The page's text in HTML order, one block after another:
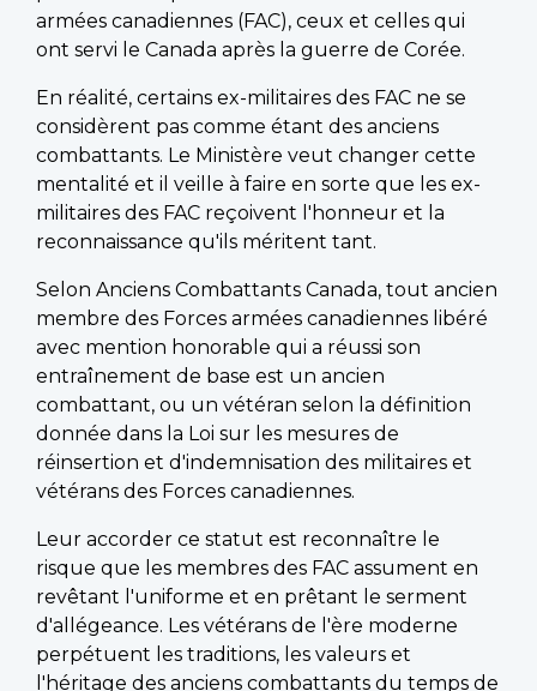
armées canadiennes (FAC), ceux et celles qui
ont servi le Canada après la guerre de Corée.
En réalité, certains ex-militaires des FAC ne se
considèrent pas comme étant des anciens
combattants. Le Ministère veut changer cette
mentalité et il veille à faire en sorte que les ex-
militaires des FAC reçoivent l'honneur et la
reconnaissance qu'ils méritent tant.
Selon Anciens Combattants Canada, tout ancien
membre des Forces armées canadiennes libéré
avec mention honorable qui a réussi son
entraînement de base est un ancien
combattant, ou un vétéran selon la définition
donnée dans la Loi sur les mesures de
réinsertion et d'indemnisation des militaires et
vétérans des Forces canadiennes.
Leur accorder ce statut est reconnaître le
risque que les membres des FAC assument en
revêtant l'uniforme et en prêtant le serment
d'allégeance. Les vétérans de l'ère moderne
perpétuent les traditions, les valeurs et
l'héritage des anciens combattants du temps de